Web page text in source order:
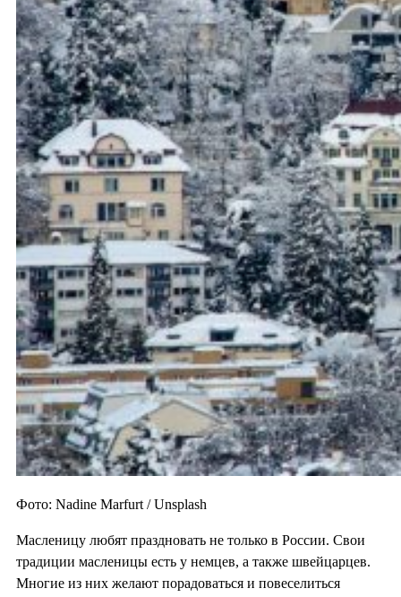
Фото: Nadine Marfurt / Unsplash
Масленицу любят праздновать не только в России. Свои
традиции масленицы есть у немцев, а также швейцарцев.
Многие из них желают порадоваться и повеселиться